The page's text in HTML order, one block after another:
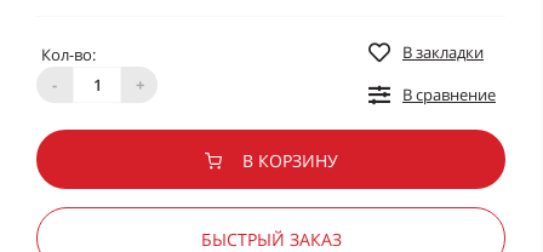
Кол-во:
-
+
В закладки
В сравнение
В КОРЗИНУ
БЫСТРЫЙ ЗАКАЗ